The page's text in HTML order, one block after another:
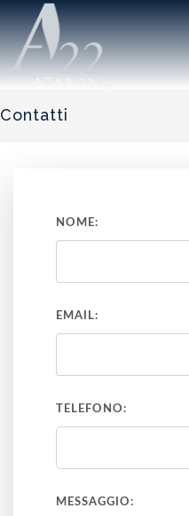
Contatti
NOME:
EMAIL:
TELEFONO:
MESSAGGIO: